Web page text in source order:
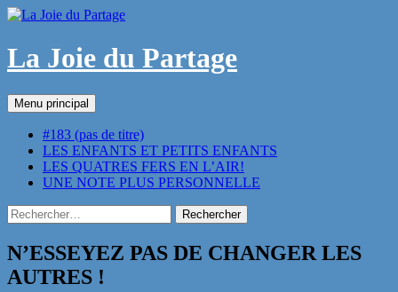
Aller
contenu
La Joie du Partage
Recherche
Menu principal
#183 (pas de titre)
LES ENFANTS ET PETITS ENFANTS
LES QUATRES FERS EN L’AIR!
UNE NOTE PLUS PERSONNELLE
Rechercher :
N’ESSEYEZ PAS DE CHANGER LES
AUTRES !